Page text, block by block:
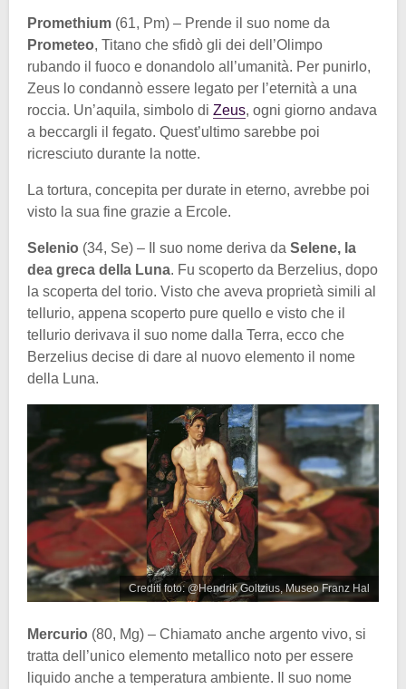
Promethium (61, Pm) – Prende il suo nome da
Prometeo, Titano che sfidò gli dei dell’Olimpo
rubando il fuoco e donandolo all’umanità. Per punirlo,
Zeus lo condannò essere legato per l’eternità a una
roccia. Un’aquila, simbolo di Zeus, ogni giorno andava
a beccargli il fegato. Quest’ultimo sarebbe poi
ricresciuto durante la notte.
La tortura, concepita per durate in eterno, avrebbe poi
visto la sua fine grazie a Ercole.
Selenio (34, Se) – Il suo nome deriva da Selene, la
dea greca della Luna. Fu scoperto da Berzelius, dopo
la scoperta del torio. Visto che aveva proprietà simili al
tellurio, appena scoperto pure quello e visto che il
tellurio derivava il suo nome dalla Terra, ecco che
Berzelius decise di dare al nuovo elemento il nome
della Luna.
Crediti foto: @Hendrik Goltzius, Museo Franz Hal
Mercurio (80, Mg) – Chiamato anche argento vivo, si
tratta dell’unico elemento metallico noto per essere
liquido anche a temperatura ambiente. Il suo nome